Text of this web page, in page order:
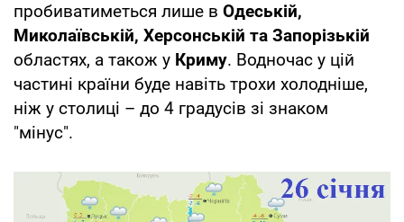
пробиватиметься лише в Одеській,
Миколаївській, Херсонській та Запорізькій
областях, а також у Криму. Водночас у цій
частині країни буде навіть трохи холодніше,
ніж у столиці – до 4 градусів зі знаком
"мінус".